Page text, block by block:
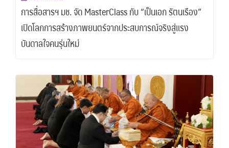
การสื่อสารฯ มช. จัด MasterClass กับ “เป็นเอก รัตนเรือง”
เปิดโลกการสร้างภาพยนตร์จากประสบการณ์จริงสู่แรง
บันดาลใจคนรุ่นใหม่